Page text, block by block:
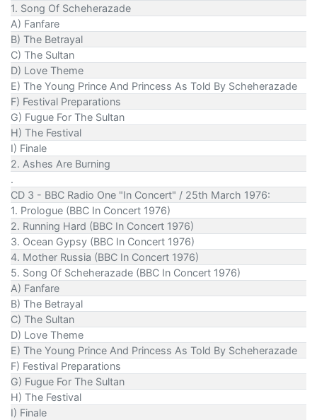
1. Song Of Scheherazade
A) Fanfare
B) The Betrayal
C) The Sultan
D) Love Theme
E) The Young Prince And Princess As Told By Scheherazade
F) Festival Preparations
G) Fugue For The Sultan
H) The Festival
I) Finale
2. Ashes Are Burning
.
CD 3 - BBC Radio One "In Concert" / 25th March 1976:
1. Prologue (BBC In Concert 1976)
2. Running Hard (BBC In Concert 1976)
3. Ocean Gypsy (BBC In Concert 1976)
4. Mother Russia (BBC In Concert 1976)
5. Song Of Scheherazade (BBC In Concert 1976)
A) Fanfare
B) The Betrayal
C) The Sultan
D) Love Theme
E) The Young Prince And Princess As Told By Scheherazade
F) Festival Preparations
G) Fugue For The Sultan
H) The Festival
I) Finale